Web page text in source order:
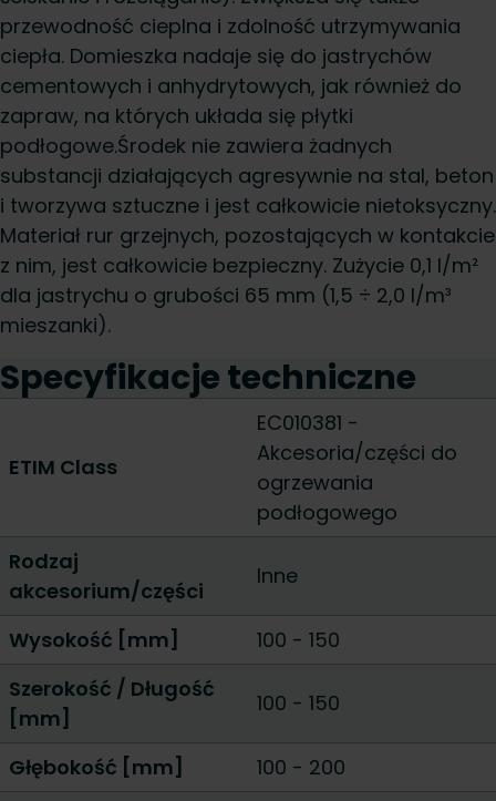
przewodność cieplna i zdolność utrzymywania
ciepła. Domieszka nadaje się do jastrychów
cementowych i anhydrytowych, jak również do
zapraw, na których układa się płytki
podłogowe.Środek nie zawiera żadnych
substancji działających agresywnie na stal, beton
i tworzywa sztuczne i jest całkowicie nietoksyczny.
Materiał rur grzejnych, pozostających w kontakcie
z nim, jest całkowicie bezpieczny. Zużycie 0,1 l/m²
dla jastrychu o grubości 65 mm (1,5 ÷ 2,0 l/m³
mieszanki).
Specyfikacje techniczne
ETIM Class
EC010381 -
Akcesoria/części do
ogrzewania
podłogowego
Rodzaj
akcesorium/części
Inne
Wysokość [mm] 100 - 150
Szerokość / Długość
[mm]
100 - 150
Głębokość [mm] 100 - 200